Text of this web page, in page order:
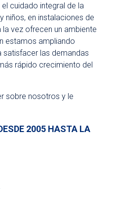
Plans
Assessment
cuidado integral de la
niños, en instalaciones de
vez ofrecen un ambiente
estamos ampliando
satisfacer las demandas
rápido crecimiento del
sobre nosotros y le
2005 HASTA LA